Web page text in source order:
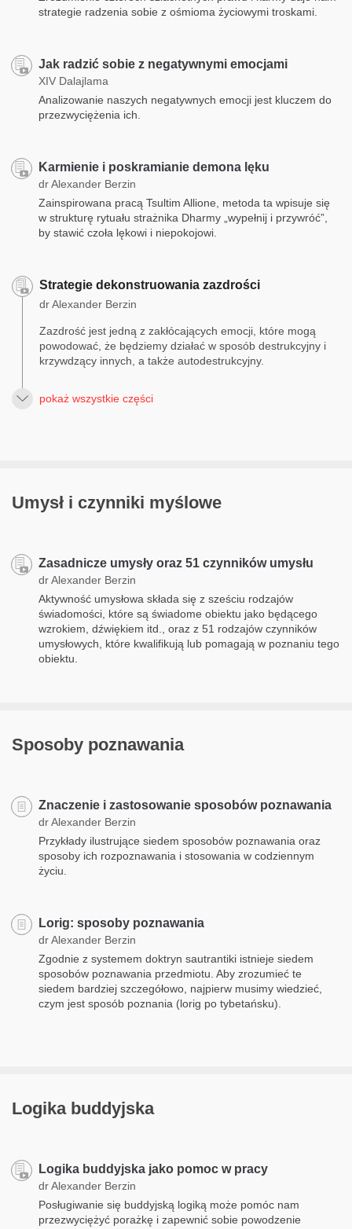
strategie radzenia sobie z ośmioma życiowymi troskami.
Jak radzić sobie z negatywnymi emocjami
XIV Dalajlama
Analizowanie naszych negatywnych emocji jest kluczem do
przezwyciężenia ich.
Karmienie i poskramianie demona lęku
dr Alexander Berzin
Zainspirowana pracą Tsultim Allione, metoda ta wpisuje się
w strukturę rytuału strażnika Dharmy „wypełnij i przywróć”,
by stawić czoła lękowi i niepokojowi.
Strategie dekonstruowania zazdrości
dr Alexander Berzin
Zazdrość jest jedną z zakłócających emocji, które mogą
powodować, że będziemy działać w sposób destrukcyjny i
krzywdzący innych, a także autodestrukcyjny.
pokaż wszystkie części
Umysł i czynniki myślowe
Zasadnicze umysły oraz 51 czynników umysłu
dr Alexander Berzin
Aktywność umysłowa składa się z sześciu rodzajów
świadomości, które są świadome obiektu jako będącego
wzrokiem, dźwiękiem itd., oraz z 51 rodzajów czynników
umysłowych, które kwalifikują lub pomagają w poznaniu tego
obiektu.
Sposoby poznawania
Znaczenie i zastosowanie sposobów poznawania
dr Alexander Berzin
Przykłady ilustrujące siedem sposobów poznawania oraz
sposoby ich rozpoznawania i stosowania w codziennym
życiu.
Lorig: sposoby poznawania
dr Alexander Berzin
Zgodnie z systemem doktryn sautrantiki istnieje siedem
sposobów poznawania przedmiotu. Aby zrozumieć te
siedem bardziej szczegółowo, najpierw musimy wiedzieć,
czym jest sposób poznania (lorig po tybetańsku).
Logika buddyjska
Logika buddyjska jako pomoc w pracy
dr Alexander Berzin
Posługiwanie się buddyjską logiką może pomóc nam
przezwyciężyć porażkę i zapewnić sobie powodzenie